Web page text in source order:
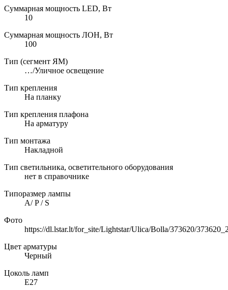
Суммарная мощность LED, Вт
10
Суммарная мощность ЛОН, Вт
100
Тип (сегмент ЯМ)
…/Уличное освещение
Тип крепления
На планку
Тип крепления плафона
На арматуру
Тип монтажа
Накладной
Тип светильника, осветительного оборудования
нет в справочнике
Типоразмер лампы
А/ P / S
Фото
https://dl.lstar.lt/for_site/Lightstar/Ulica/Bolla/373620/
Цвет арматуры
Черный
Цоколь ламп
E27